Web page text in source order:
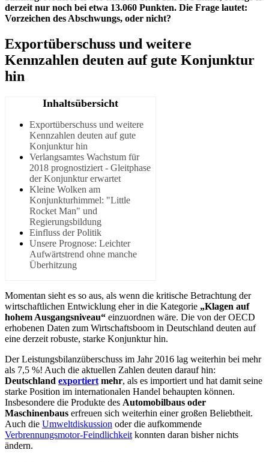
derzeit nur noch bei etwa 13.060 Punkten. Die Frage lautet:
Vorzeichen des Abschwungs, oder nicht?
Exportüberschuss und weitere
Kennzahlen deuten auf gute Konjunktur
hin
Inhaltsübersicht
Exportüberschuss und weitere
Kennzahlen deuten auf gute
Konjunktur hin
Verlangsamtes Wachstum für
2018 prognostiziert - Gleitphase
der Konjunktur erwartet
Kleine Wolken am
Konjunkturhimmel: "Little
Rocket Man" und
Regierungsbildung
Einfluss der Politik
Unsere Prognose: Leichter
Aufwärtstrend ohne manche
Überhitzung
Momentan sieht es so aus, als wenn die kritische Betrachtung der
wirtschaftlichen Entwicklung eher in die Kategorie „Klagen auf
hohem Ausgangsniveau“ einzuordnen wäre. Die von der OECD
erhobenen Daten zum Wirtschaftsboom in Deutschland deuten auf
eine derzeit robuste, starke Konjunktur hin.
Der Leistungsbilanzüberschuss im Jahr 2016 lag weiterhin bei mehr
als 7,5 %! Auch die aktuellen Zahlen deuten darauf hin:
Deutschland exportiert mehr, als es importiert und hat damit seine
starke Position im internationalen Handel behaupten können.
Insbesondere die Produkte des Automobilbaus oder
Maschinenbaus erfreuen sich weiterhin einer großen Beliebtheit.
Auch die Umweltdiskussion oder die aufkommende
Verbrennungsmotor-Feindlichkeit konnten daran bisher nichts
ändern.